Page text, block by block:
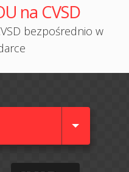
na CVSD
bezpośrednio w